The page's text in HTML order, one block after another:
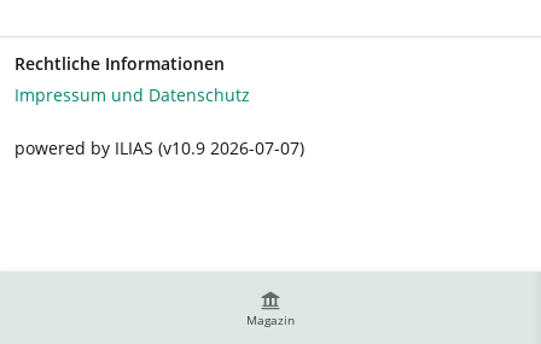
Magazin
Rechtliche Informationen
Impressum und Datenschutz
powered by ILIAS (v10.9 2026-07-07)